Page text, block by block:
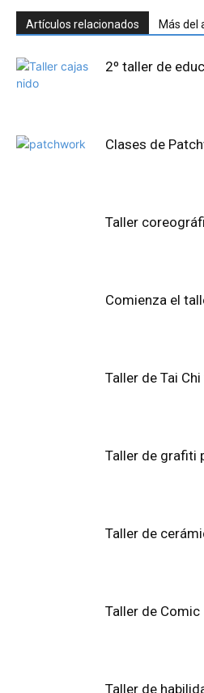
Artículos relacionados Más del
2º taller de
Clases de
Taller
Comienza el
Taller de Tai
Taller de grafiti
Taller de
Taller de Comic
Taller de